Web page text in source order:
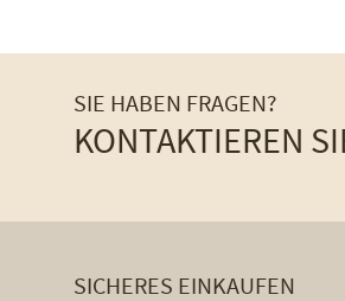
SIE HABEN FRAGEN?
KONTAKTIEREN
SICHERES EINKAUFEN